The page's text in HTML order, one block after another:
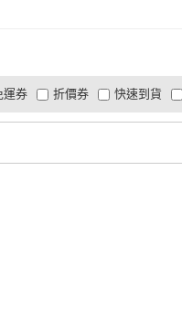
折價券
有影片
商品有量
快速到貨
電快配
運券